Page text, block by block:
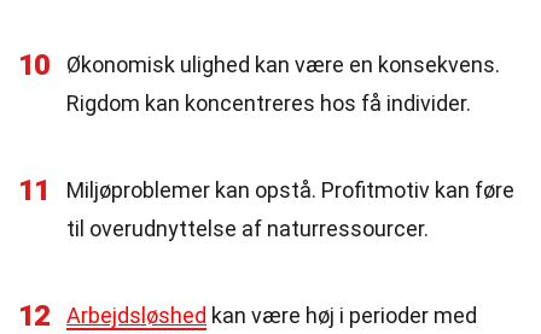
10
Økonomisk ulighed kan være en konsekvens.
Rigdom kan koncentreres hos få individer.
11
Miljøproblemer kan opstå. Profitmotiv kan føre
til overudnyttelse af naturressourcer.
12 Arbejdsløshed kan være høj i perioder med